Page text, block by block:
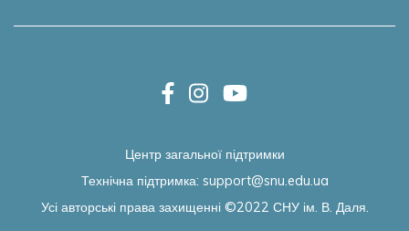
Центр загальної підтримки
Технічна підтримка: support@snu.edu.ua
Усі авторські права захищенні ©2022 СНУ ім. В. Даля.